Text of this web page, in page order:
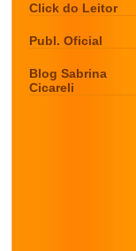
Click do Leitor
Publ. Oficial
Blog Sabrina
Cicareli